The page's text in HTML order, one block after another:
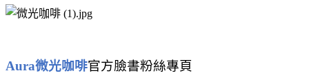
Aura微光咖啡官方臉書粉絲專頁